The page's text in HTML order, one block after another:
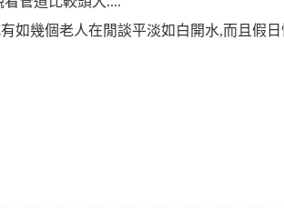
如幾個老人在閒談平淡如白開水,而且假